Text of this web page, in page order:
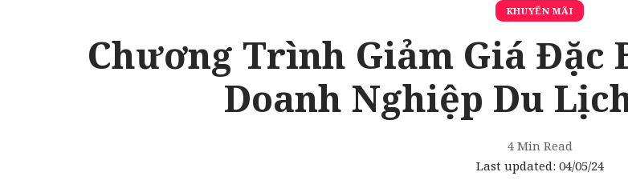
KHUYẾN MÃI
Chương Trình Giảm Giá Đặc
Doanh Nghiệp Du
Last updated: 04/05/24
4 Min Read